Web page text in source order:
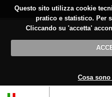
Questo sito utilizza cookie
pratico e statistico. Per
Cliccando su 'accetta'
Cosa